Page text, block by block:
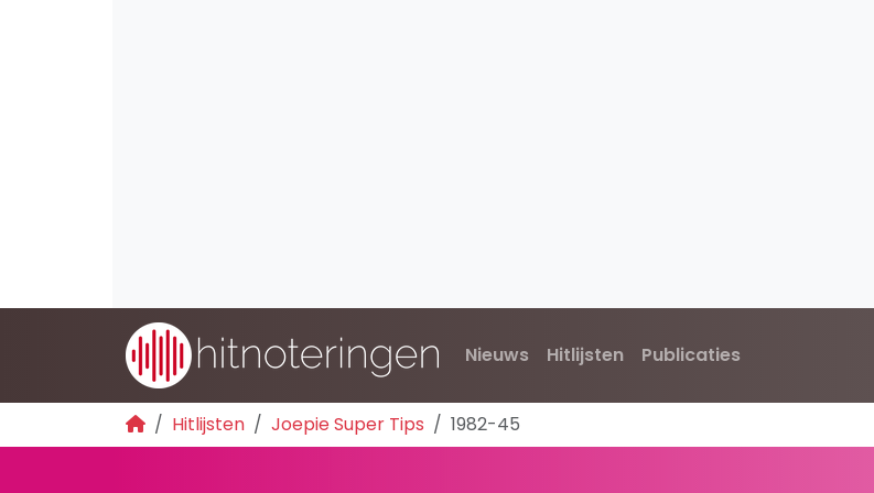
Nieuws Hitlijsten Publicaties
Hitlijsten Joepie Super Tips 1982-45